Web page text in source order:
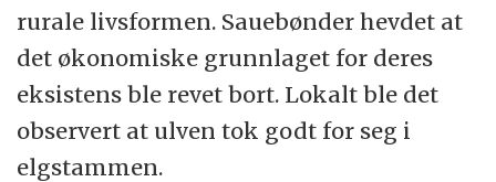
rurale livsformen. Sauebønder hevdet at
det økonomiske grunnlaget for deres
eksistens ble revet bort. Lokalt ble det
observert at ulven tok godt for seg i
elgstammen.